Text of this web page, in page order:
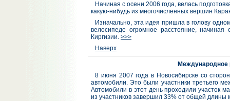
Начиная с осени 2006 года, велась
какую-нибудь из многочисленных вершин
Изначально, эта идея пришла в голову
велосипеде огромное расстояние,
Киргизии. >>>
Наверх
Международное
8 июня 2007 года в Новосибирске со
автомобили. Это были участники третьего
Автомобили в этот день проходили участок
из участников завершил 33% от общей